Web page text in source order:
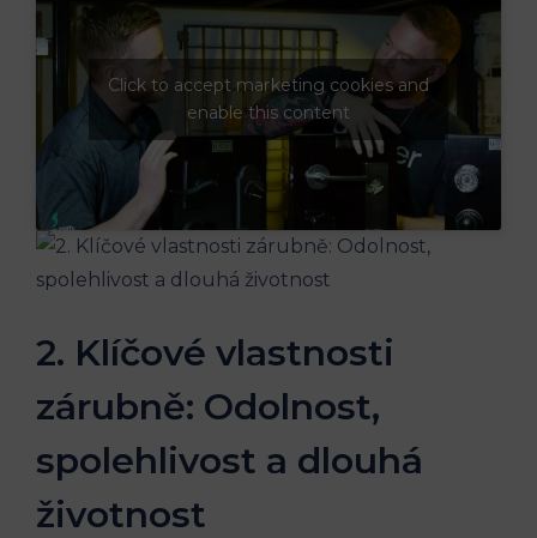
Click to accept marketing cookies and
enable this content
2. Klíčové vlastnosti
zárubně: Odolnost,
spolehlivost a dlouhá
životnost